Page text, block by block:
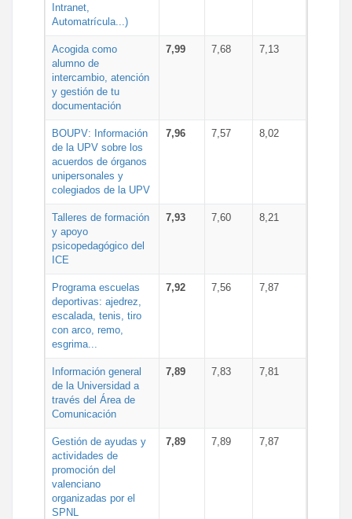
Intranet,
Automatrícula...)
Acogida como
alumno de
intercambio, atención
y gestión de tu
documentación
7,99 7,68 7,13
BOUPV: Información
de la UPV sobre los
acuerdos de órganos
unipersonales y
colegiados de la UPV
7,96 7,57 8,02
Talleres de formación
y apoyo
psicopedagógico del
ICE
7,93 7,60 8,21
Programa escuelas
deportivas: ajedrez,
escalada, tenis, tiro
con arco, remo,
esgrima...
7,92 7,56 7,87
Información general
de la Universidad a
través del Área de
Comunicación
7,89 7,83 7,81
Gestión de ayudas y
actividades de
promoción del
valenciano
organizadas por el
SPNL
7,89 7,89 7,87